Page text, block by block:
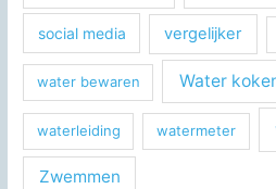
social media vergelijker
water bewaren Water
waterleiding watermeter
Zwemmen